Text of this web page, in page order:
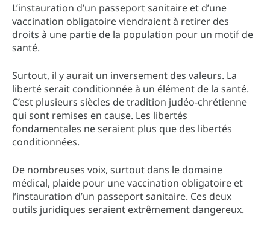
L’instauration d’un passeport sanitaire et d’une
vaccination obligatoire viendraient à retirer des
droits à une partie de la population pour un motif de
santé.
Surtout, il y aurait un inversement des valeurs. La
liberté serait conditionnée à un élément de la santé.
C’est plusieurs siècles de tradition judéo-chrétienne
qui sont remises en cause. Les libertés
fondamentales ne seraient plus que des libertés
conditionnées.
De nombreuses voix, surtout dans le domaine
médical, plaide pour une vaccination obligatoire et
l’instauration d’un passeport sanitaire. Ces deux
outils juridiques seraient extrêmement dangereux.